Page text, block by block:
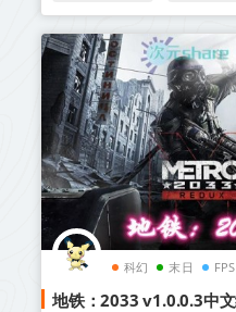
科幻 末日 FPS
地铁：2033 v1.0.0.3中